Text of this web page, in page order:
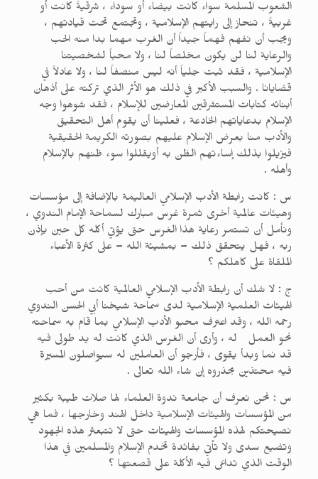
الشعوب المسلمة سواء كانت بيضاء أو سوداء ، شرقيةً كانت أو
غربيةً ، تنحاز إلى رايتهم الإسلامية ، وتجتمع تحت قيادتهم ،
ويجب أن نفهم فهماً جيداً أن الغرب مهما بدا منه الحب
والرعاية لنا لن يكون مخلصاً لنا ، ولا محباً لشخصيتنا
الإسلامية ، فقد ثبت جلياً أنه ليس منصفاً لنا ، ولا عادلاً في
قضايانا . والسبب الأكبر في ذلك هو الأثر الذي تركته على أذهان
أبنائه كتابات المستشرقين المعارضين للإسلام ، فقد شوهوا وجه
الإسلام بدعاياتهم الخادعة ، فعلينا أن يقوم أهل التحقيق
والأدب منا بعرض الإسلام عليهم بصورته الكريمة الحقيقية
فيزيلوا بذلك إساءتهم الظن به أويقللوا سوء ظنهم بالإسلام
وأهله .
س : كانت رابطة الأدب الإسلامي العاليمة بالإضافة إلى مؤسسات
وهيئات عالمية أخرى ثمرة غرس مبارك لسماحة الإمام الندوي ،
ونأمل أن تستمر رعاية هذا الغرس حتى يؤتي أكله كل حين بإذن
ربه ، فهل يتحقق ذلك – بمشيئة الله – على كثرة الأعباء
الملقاة على كاهلكم ؟
ج : لا شك أن رابطة الأدب الإسلامي العالمية كانت من أحب
الهيئات العلمية الإسلامية لدى سماحة شيخنا أبي الحسن الندوي
رحمه الله ، وقد اعترف محبو الأدب الإسلامي بما قام به سماحته
نحو العمل له ، وأرى أن الغرس الذي كانت له يد طولى فيه
قد نما وبدأ يقوى ، فأرجو أن العاملين له سيواصلون المسيرة
فيه محتذين بحذروه إن شاء الله تعالى .
س : نحن نعرف أن جامعة ندوة العلماء لها صلات طيبة بكثير
من المؤسسات والهيئات الإسلامية داخل الهند وخارجها ، فما هي
نصيحتكم لهذه المؤسسات والهيئات حتى لا تتبعثر هذه الجهود
وتضيع سدى ولا تأتي بفائدة تخدم الإسلام والمسلمين في هذا
الوقت الذي تداعى فيه الأكلة على قصعتها ؟